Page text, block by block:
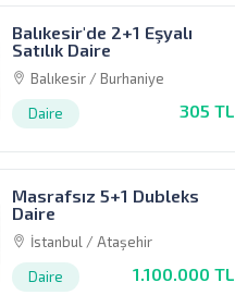
Balıkesir'de 2+1 Eşyalı
Satılık Daire
Balıkesir / Burhaniye
Daire
305 TL
Masrafsız 5+1 Dubleks
Daire
İstanbul / Ataşehir
Daire
1.100.000 TL